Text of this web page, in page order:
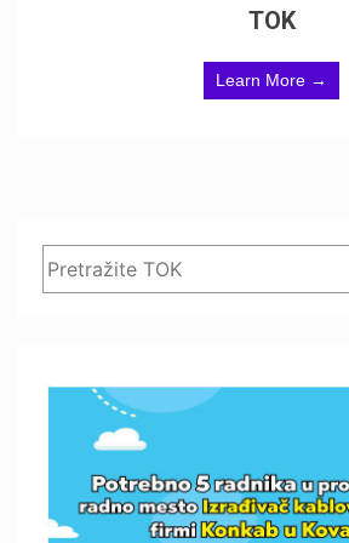
TOK
Learn More →